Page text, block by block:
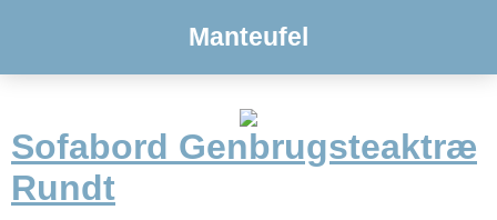
Manteufel
Sofabord Genbrugsteaktræ
Rundt